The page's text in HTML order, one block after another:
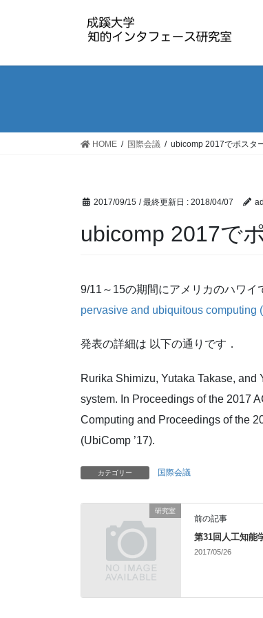
HOME 国際会議 ubicomp 2017でポスタ
2017/09/15 / 最終更新日 : 2018/04/07
ubicomp 2017で
9/11～15の期間にアメリカのハワイ
pervasive and ubiquitous computing
発表の詳細は 以下の通りです．
Rurika Shimizu, Yutaka Takase,
system. In Proceedings of the 2017
Computing and Proceedings of the
(UbiComp ’17).
カテゴリー 国際会議
研究室
前の記事
第31回人工知能
2017/05/26